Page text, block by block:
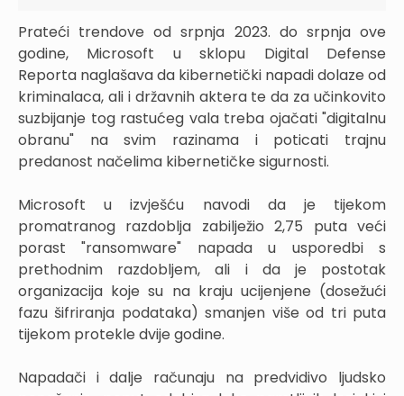
Prateći trendove od srpnja 2023. do srpnja ove
godine, Microsoft u sklopu Digital Defense
Reporta naglašava da kibernetički napadi dolaze od
kriminalaca, ali i državnih aktera te da za učinkovito
suzbijanje tog rastućeg vala treba ojačati "digitalnu
obranu" na svim razinama i poticati trajnu
predanost načelima kibernetičke sigurnosti.
Microsoft u izvješću navodi da je tijekom
promatranog razdoblja zabilježio 2,75 puta veći
porast "ransomware" napada u usporedbi s
prethodnim razdobljem, ali i da je postotak
organizacija koje su na kraju ucijenjene (dosežući
fazu šifriranja podataka) smanjen više od tri puta
tijekom protekle dvije godine.
Napadači i dalje računaju na predvidivo ljudsko